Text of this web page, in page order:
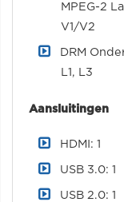
MPEG-2
V1/V2
DRM
L1, L3
Aansluitingen
HDMI: 1
USB 3.0: 1
USB 2.0: 1